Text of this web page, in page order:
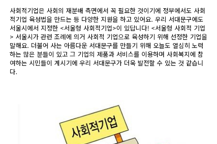
사회적기업은 사회의 재분배 측면에서 꼭 필요한 것이기에 정부에서도 사회
적기업 육성법을 만드는 등 다양한 지원을 하고 있어요. 우리 서대문구에도
서울시에서 지정한 <서울형 사회적기업>이 있답니다! <서울형 사회적 기업
> 서울시가 관련 조례에 의거 사회적 기업으로 육성하기 위해 선정한 기업을
말해요. 더불어 사는 아름다운 서대문구를 만들기 위해 오늘도 열심히 노력
하는 많은 분들이 있고 그 기업의 제품과 서비스를 이용하며 사회복지에 참
여하는 시민들이 계시기에 우리 서대문구가 더욱 발전할 수 있는 것 같습니
다.